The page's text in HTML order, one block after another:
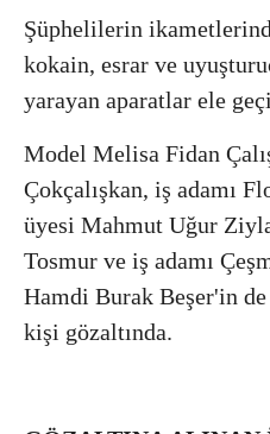
Şüphelilerin
kokain, esrar ve
yarayan aparatlar ele
Model Melisa Fidan
Çokçalışkan, iş adamı
üyesi Mahmut Uğur
Tosmur ve iş adamı
Hamdi Burak Beşer'in
kişi gözaltında.